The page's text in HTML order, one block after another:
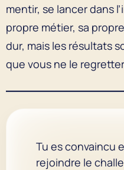
mentir, se lancer dans
propre métier, sa
dur, mais les résultats
que vous ne le
Tu es convaincu
rejoindre le